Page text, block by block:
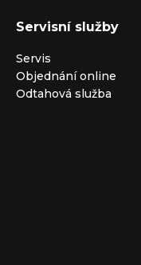
Servisní služby
Servis
Objednání online
Odtahová služba